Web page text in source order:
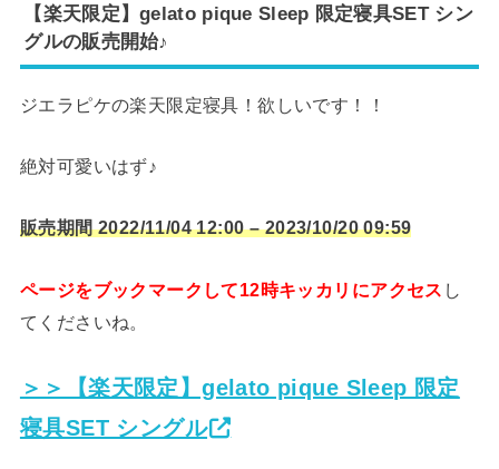
【楽天限定】gelato pique Sleep 限定寝具SET シン
グルの販売開始♪
ジエラピケの楽天限定寝具！欲しいです！！
絶対可愛いはず♪
販売期間 2022/11/04 12:00 – 2023/10/20 09:59
ページをブックマークして12時キッカリにアクセス し
てくださいね。
＞＞【楽天限定】gelato pique Sleep 限定
寝具SET シングル